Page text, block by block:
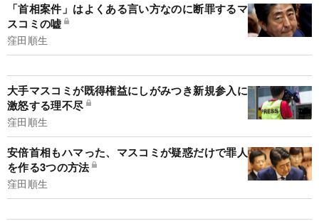
「首相案件」はよくある言い方なのに断罪するマ
スコミの嘘
窪田順生
大手マスコミが既得権益にしがみつき新規参入に
激怒する理不尽
窪田順生
安倍首相もハマった、マスコミが疑惑だけで罪人
を作る3つの方法
窪田順生